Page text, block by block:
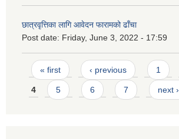
छात्रवृत्तिका लागि आवेदन फारामको ढाँचा
Post date: Friday, June 3, 2022 - 17:59
Pages
« first ‹ previous 1
4 5 6 7 next ›